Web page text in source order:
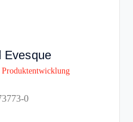
Evesque
Produktentwicklung
0